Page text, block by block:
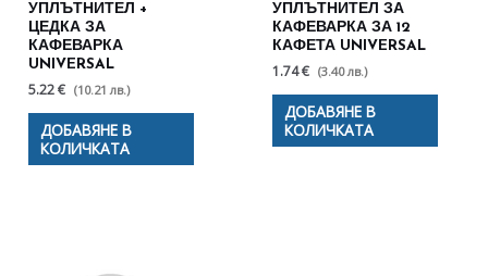
УПЛЪТНИТЕЛ +
ЦЕДКА ЗА
КАФЕВАРКА
UNIVERSAL
5.22 € (10.21 лв.)
ДОБАВЯНЕ В
КОЛИЧКАТА
УПЛЪТНИТЕЛ ЗА
КАФЕВАРКА ЗА 12
КАФЕТА UNIVERSAL
1.74 € (3.40 лв.)
ДОБАВЯНЕ В
КОЛИЧКАТА